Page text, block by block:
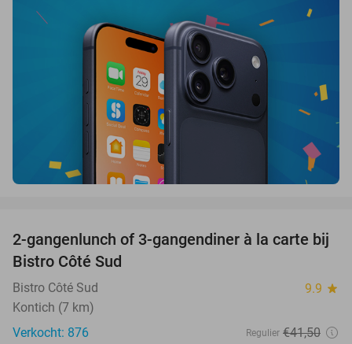
39%
2-gangenlunch of 3-gangendiner à la carte bij
Bistro Côté Sud
Bistro Côté Sud 9.9 star
Kontich (7 km)
Verkocht: 876
Regulier €41,50